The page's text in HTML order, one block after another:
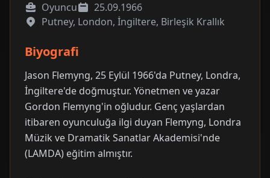
Oyuncu
25.09.1966
Putney, London, İngiltere, Birleşik Krallık
Biyografi
Jason Flemyng, 25 Eylül 1966'da Putney, Londra,
İngiltere'de doğmuştur. Yönetmen ve yazar
Gordon Flemyng'in oğludur. Genç yaşlardan
itibaren oyunculuğa ilgi duyan Flemyng, Londra
Müzik ve Dramatik Sanatlar Akademisi'nde
(LAMDA) eğitim almıştır.